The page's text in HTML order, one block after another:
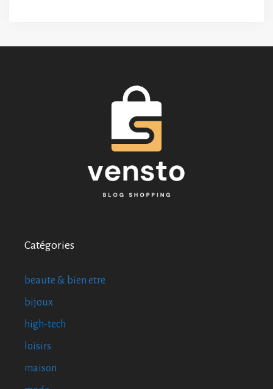
Catégories
beaute & bien etre
bijoux
high-tech
loisirs
maison